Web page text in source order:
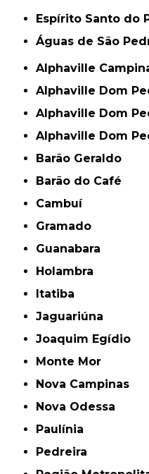
Espírito Santo do
Águas de São
Alphaville
Alphaville Dom
Alphaville Dom
Alphaville Dom
Barão Geraldo
Barão do Café
Cambuí
Gramado
Guanabara
Holambra
Itatiba
Jaguariúna
Joaquim Egídio
Monte Mor
Nova Campinas
Nova Odessa
Paulínia
Pedreira